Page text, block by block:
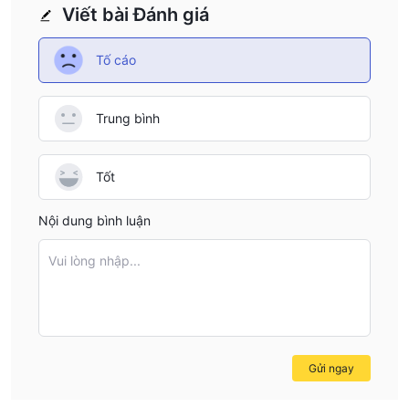
Viết bài Đánh giá
Tố cáo
Trung bình
Tốt
Nội dung bình luận
Vui lòng nhập...
Gửi ngay